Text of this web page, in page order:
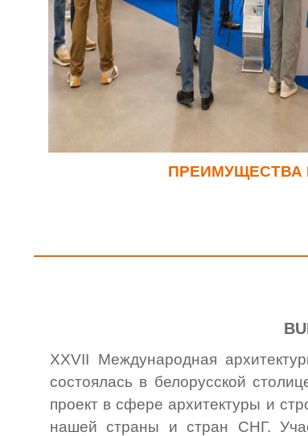
XXVII Международная
состоялась в белорусской
проект в сфере архитектуры и
нашей страны и стран СНГ.